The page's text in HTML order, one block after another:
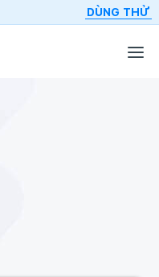
DÙNG THỬ